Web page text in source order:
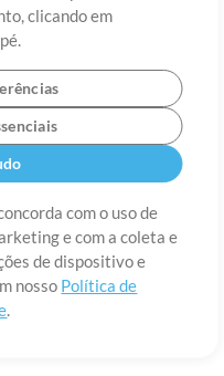
clicando em
com o uso de
e com a coleta e
de dispositivo e
nosso Política de
.